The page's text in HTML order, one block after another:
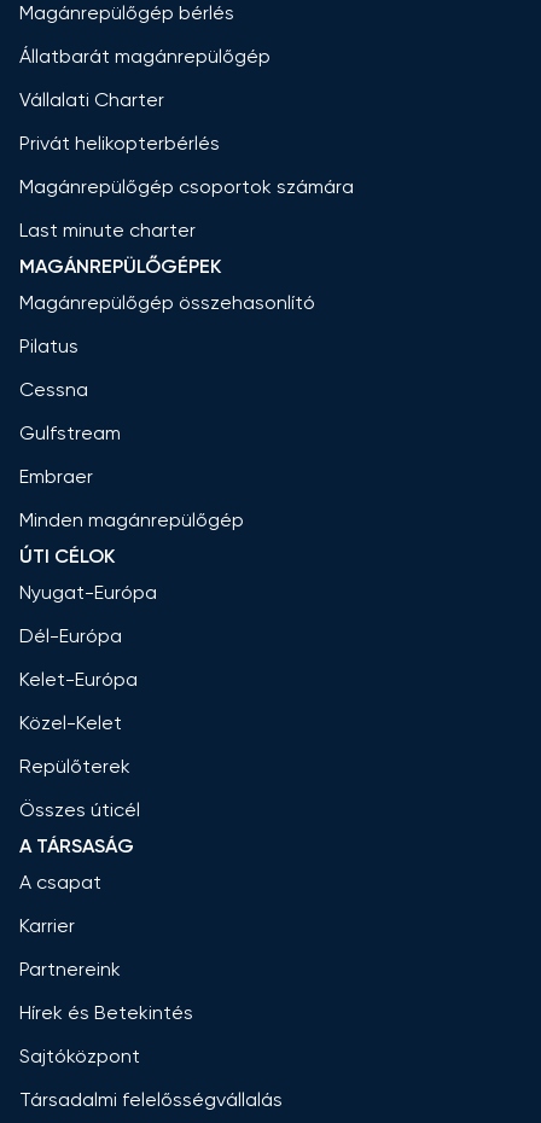
Magánrepülőgép bérlés
Állatbarát magánrepülőgép
Vállalati Charter
Privát helikopterbérlés
Magánrepülőgép csoportok számára
Last minute charter
MAGÁNREPÜLŐGÉPEK
Magánrepülőgép összehasonlító
Pilatus
Cessna
Gulfstream
Embraer
Minden magánrepülőgép
ÚTI CÉLOK
Nyugat-Európa
Dél-Európa
Kelet-Európa
Közel-Kelet
Repülőterek
Összes úticél
A TÁRSASÁG
A csapat
Karrier
Partnereink
Hírek és Betekintés
Sajtóközpont
Társadalmi felelősségvállalás